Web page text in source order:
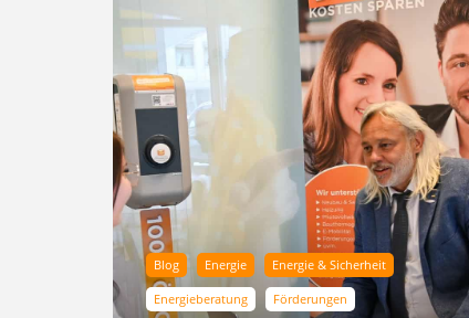
Blog Energie Energie & Sicherheit
Energieberatung Förderungen